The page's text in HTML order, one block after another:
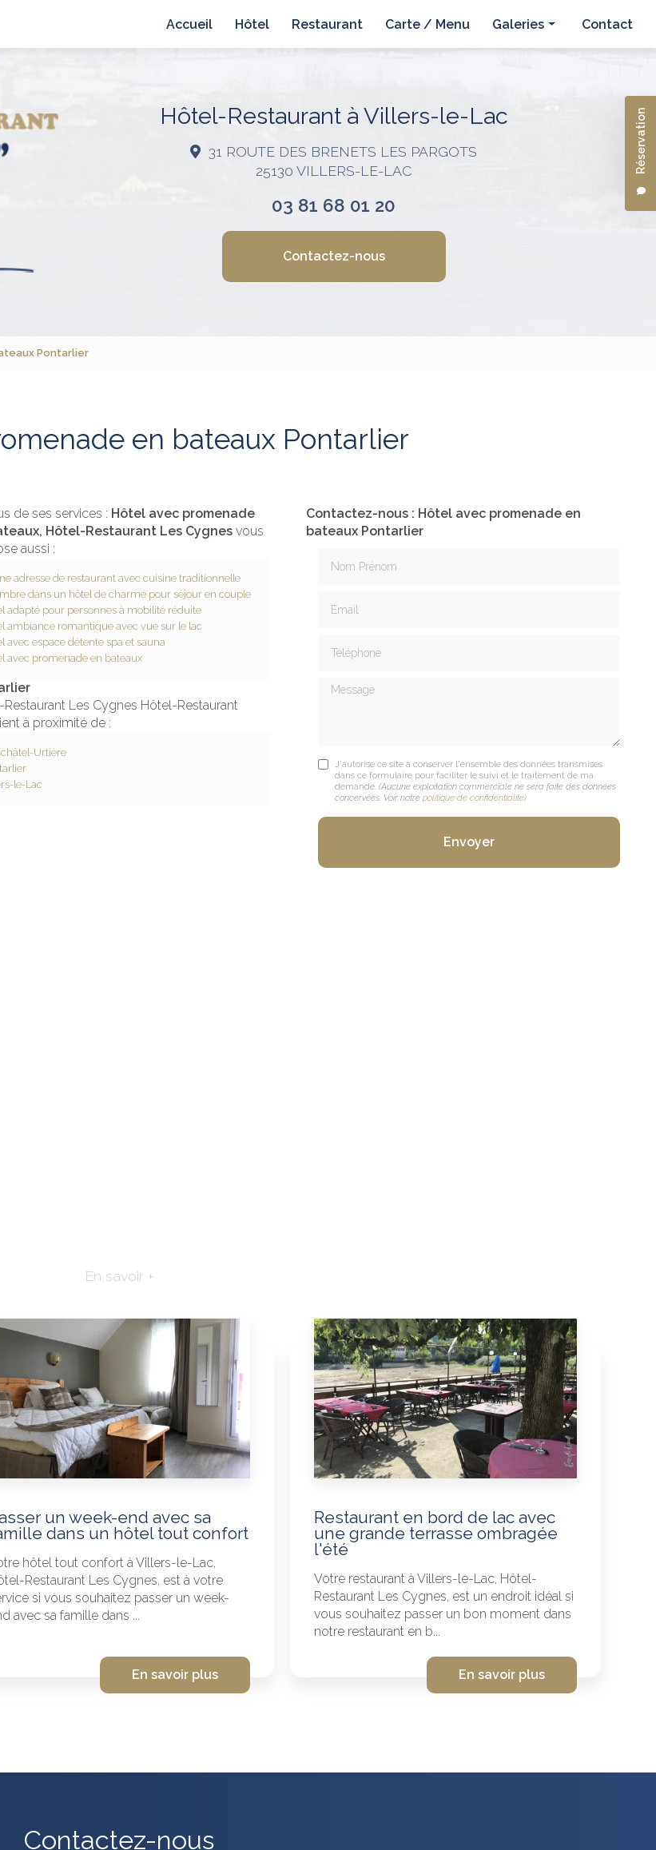
Réservation
Accueil
Hôtel Restaurant Carte / Menu Galeries Contact
Hôtel-Restaurant à Villers-le-Lac
31 ROUTE DES BRENETS LES PARGOTS
25130 VILLERS-LE-LAC
03 81 68 01 20
Contactez-nous
Pontarlier
en bateaux Pontarlier
de ses services : Hôtel avec promenade
Hôtel-Restaurant Les Cygnesvous
aussi :
adresse de restaurant avec cuisine traditionnelle
dans un hôtel de charme pour séjour en couple
adapté pour personnes à mobilité réduite
ambiance romantique avec vue sur le lac
avec espace détente spa et sauna
avec promenade en bateaux
Restaurant Les Cygnes Hôtel-Restaurant
à proximité de :
Urtière
le-Lac
Contactez-nous : Hôtel avec promenade en
bateaux Pontarlier
Message
J'autorise ce site à conserver l'ensemble des données transmises
dans ce formulaire pour faciliter le suivi et le traitement de ma
demande. (Aucune exploitation commerciale ne sera faite des données
concervées. Voir notre politique de confidentialité)
En savoir +
un week-end avec sa
dans un hôtel tout confort
hôtel tout confort à Villers-le-Lac,
Restaurant Les Cygnes, est à votre
si vous souhaitez passer un week-
avec sa famille dans ...
En savoir plus
Restaurant en bord de lac avec
une grande terrasse ombragée
l'été
Votre restaurant à Villers-le-Lac, Hôtel-
Restaurant Les Cygnes, est un endroit idéal si
vous souhaitez passer un bon moment dans
notre restaurant en b...
En savoir plus
Contactez-nous